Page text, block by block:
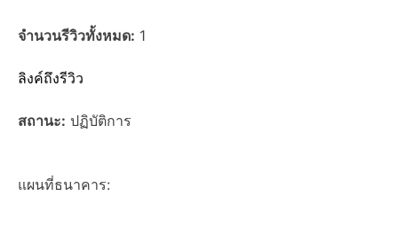
จำนวนรีวิวทั้งหมด: 1
ลิงค์ถึงรีวิว
สถานะ: ปฏิบัติการ
แผนที่ธนาคาร: